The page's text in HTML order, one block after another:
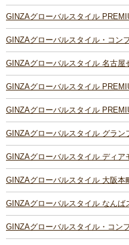
GINZAグローバルスタイル
GINZAグローバルスタイル・コン
GINZAグローバルスタイル 名古屋
GINZAグローバルスタイル
GINZAグローバルスタイル
GINZAグローバルスタイル グラン
GINZAグローバルスタイル ディア
GINZAグローバルスタイル 大阪本
GINZAグローバルスタイル なんば
GINZAグローバルスタイル・コン